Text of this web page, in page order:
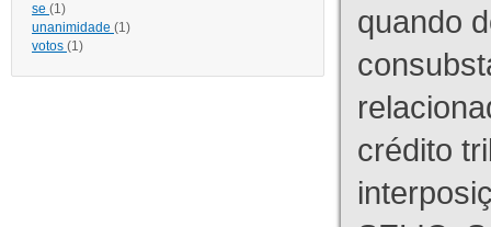
se (1)
unanimidade (1)
votos (1)
quando
crédito